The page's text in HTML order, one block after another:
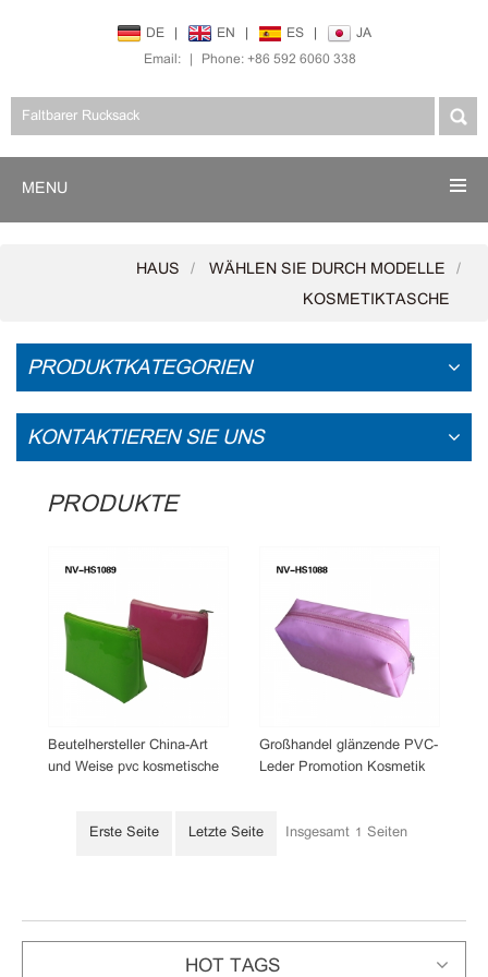
DE | EN | ES |
JA
Email: | Phone: +86 592 6060 338
MENU
HAUS
WÄHLEN SIE DURCH MODELLE
KOSMETIKTASCHE
PRODUKTKATEGORIEN
KONTAKTIEREN SIE UNS
PRODUKTE
Beutelhersteller China-Art
und Weise pvc kosmetische
Großhandel glänzende PVC-
Leder Promotion Kosmetik
Erste Seite
Letzte Seite Insgesamt 1 Seiten
HOT TAGS